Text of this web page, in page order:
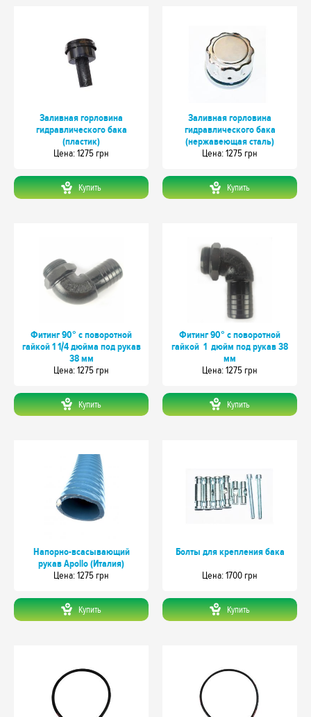
Заливная горловина
гидравлического бака
(пластик)
Цeна: 1275 грн
Купить
Заливная горловина
гидравлического бака
(нержавеющая сталь)
Цeна: 1275 грн
Купить
Фитинг 90° с поворотной
гайкой 1 1/4 дюйма под рукав
38 мм
Цeна: 1275 грн
Купить
Фитинг 90° с поворотной
гайкой 1 дюйм под рукав 38
мм
Цeна: 1275 грн
Купить
Напорно-всасывающий
рукав Apollo (Италия)
Цeна: 1275 грн
Купить
Болты для крепления бака
Цeна: 1700 грн
Купить